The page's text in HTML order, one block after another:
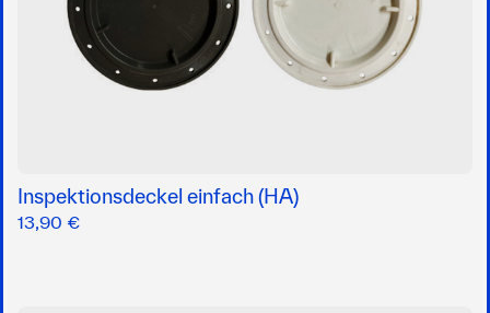
Inspektionsdeckel einfach (HA)
13,90 €